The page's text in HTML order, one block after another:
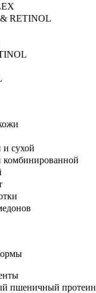
RETINOL
и сухой
комбинированной
пшеничный протеин